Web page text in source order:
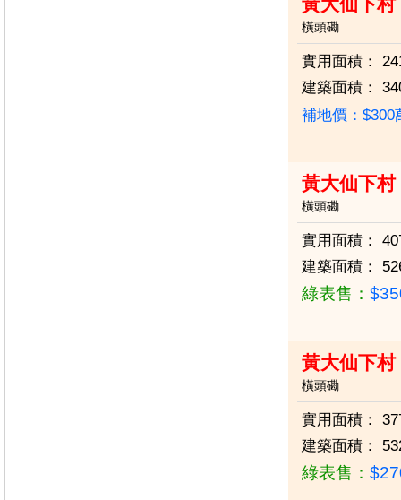
橫頭磡
實用面積：
建築面積：
補地價：
黃大仙下
橫頭磡
實用面積：
建築面積：
綠表售：
黃大仙下村
橫頭磡
實用面積：
建築面積：
綠表售：